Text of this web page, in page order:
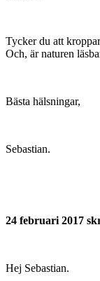
Tycker du att
Och, är naturen
Bästa hälsningar,
Sebastian.
24 februari 2017
Hej Sebastian.